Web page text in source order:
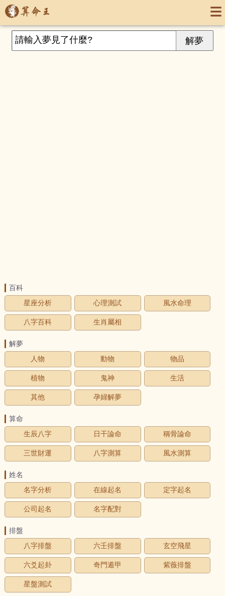
百科
星座分析
心理測試 風水命理
八字百科 生肖屬相
解夢
人物
動物 物品
植物 鬼神 生活
其他 孕婦解夢
算命
生辰八字
日干論命 稱骨論命
三世財運 八字測算 風水測算
姓名
名字分析
在線起名 定字起名
公司起名 名字配對
排盤
八字排盤
六壬排盤 玄空飛星
六爻起卦 奇門遁甲 紫薇排盤
星盤測試